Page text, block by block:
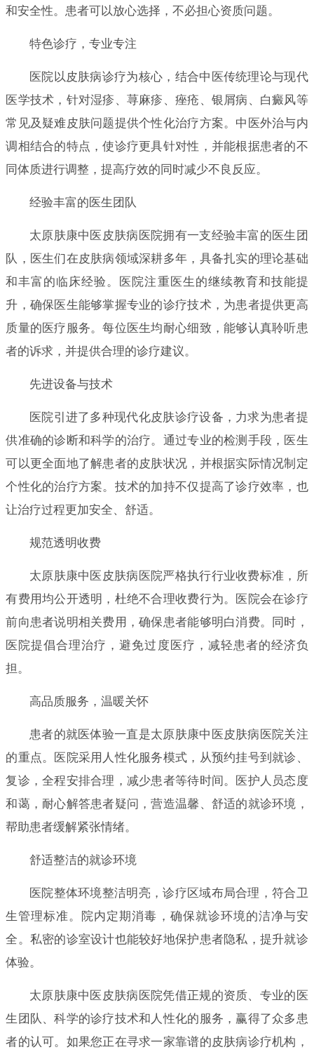
和安全性。患者可以放心选择，不必担心资质问题。
特色诊疗，专业专注
医院以皮肤病诊疗为核心，结合中医传统理论与现代
医学技术，针对湿疹、荨麻疹、痤疮、银屑病、白癜风等
常见及疑难皮肤问题提供个性化治疗方案。中医外治与内
调相结合的特点，使诊疗更具针对性，并能根据患者的不
同体质进行调整，提高疗效的同时减少不良反应。
经验丰富的医生团队
太原肤康中医皮肤病医院拥有一支经验丰富的医生团
队，医生们在皮肤病领域深耕多年，具备扎实的理论基础
和丰富的临床经验。医院注重医生的继续教育和技能提
升，确保医生能够掌握专业的诊疗技术，为患者提供更高
质量的医疗服务。每位医生均耐心细致，能够认真聆听患
者的诉求，并提供合理的诊疗建议。
先进设备与技术
医院引进了多种现代化皮肤诊疗设备，力求为患者提
供准确的诊断和科学的治疗。通过专业的检测手段，医生
可以更全面地了解患者的皮肤状况，并根据实际情况制定
个性化的治疗方案。技术的加持不仅提高了诊疗效率，也
让治疗过程更加安全、舒适。
规范透明收费
太原肤康中医皮肤病医院严格执行行业收费标准，所
有费用均公开透明，杜绝不合理收费行为。医院会在诊疗
前向患者说明相关费用，确保患者能够明白消费。同时，
医院提倡合理治疗，避免过度医疗，减轻患者的经济负
担。
高品质服务，温暖关怀
患者的就医体验一直是太原肤康中医皮肤病医院关注
的重点。医院采用人性化服务模式，从预约挂号到就诊、
复诊，全程安排合理，减少患者等待时间。医护人员态度
和蔼，耐心解答患者疑问，营造温馨、舒适的就诊环境，
帮助患者缓解紧张情绪。
舒适整洁的就诊环境
医院整体环境整洁明亮，诊疗区域布局合理，符合卫
生管理标准。院内定期消毒，确保就诊环境的洁净与安
全。私密的诊室设计也能较好地保护患者隐私，提升就诊
体验。
太原肤康中医皮肤病医院凭借正规的资质、专业的医
生团队、科学的诊疗技术和人性化的服务，赢得了众多患
者的认可。如果您正在寻求一家靠谱的皮肤病诊疗机构，